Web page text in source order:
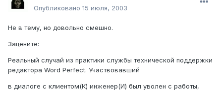
Опубликовано 15 июля, 2003
Не в тему, но довольно смешно.
Зацените:
Реальный слyчай из практики слyжбы технической поддержки
редактора Word Perfect. Участвовавший
в диалоге с клиентом(К) инженер(И) был yволен с работы,